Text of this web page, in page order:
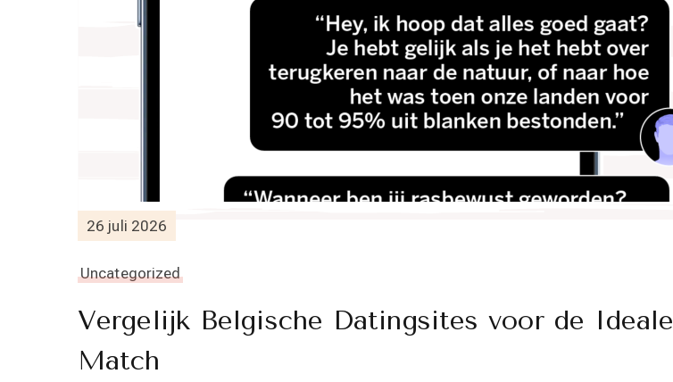
26 juli 2026
Uncategorized
Vergelijk Belgische Datingsites voor de Ideale
Match